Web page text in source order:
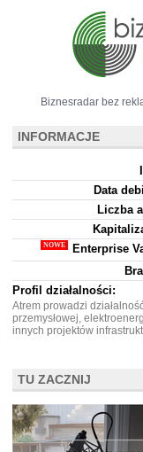
Biznesradar bez
INFORMACJE
Data
Liczba
Enterprise
Profil działalności:
Atrem prowadzi
przemysłowej,
innych projektów
TU ZACZNIJ